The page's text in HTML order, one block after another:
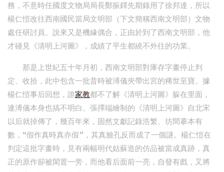
務，不意時任國度文物局局長鄭振鐸先期錄用了徐邦達，所以
楊仁愷改往西南國民當局文明部（下文簡稱西南文明部）文物
處任研討員。說來又是機緣偶合，正由於到了西南文明部，他
才碰見《清明上河圖》，成績了平生都繞不外往的功業。
那是上世紀五十年月初，西南文明部對庫存字畫停止判
定、收拾，此中包含一批昔時被溥儀夾帶出宮的稀世至寶。據
楊仁愷事后回想，誰家教都不了解《清明上河圖》躲在里面，
連溥儀本身也搞不明白。張擇端繪制的《清明上河圖》自北宋
以后就掉傳了，幾百年來，固然文獻記錄浩繁、坊間摹本有
數，“假作真時真亦假”，其真臉孔反而成了一個謎。楊仁愷在
判定這批字畫時，見有兩幅明代姑蘇造的仿品被當成真跡，真
正的原作卻被閑置一旁，而他看后面前一亮，自發有戲，又將